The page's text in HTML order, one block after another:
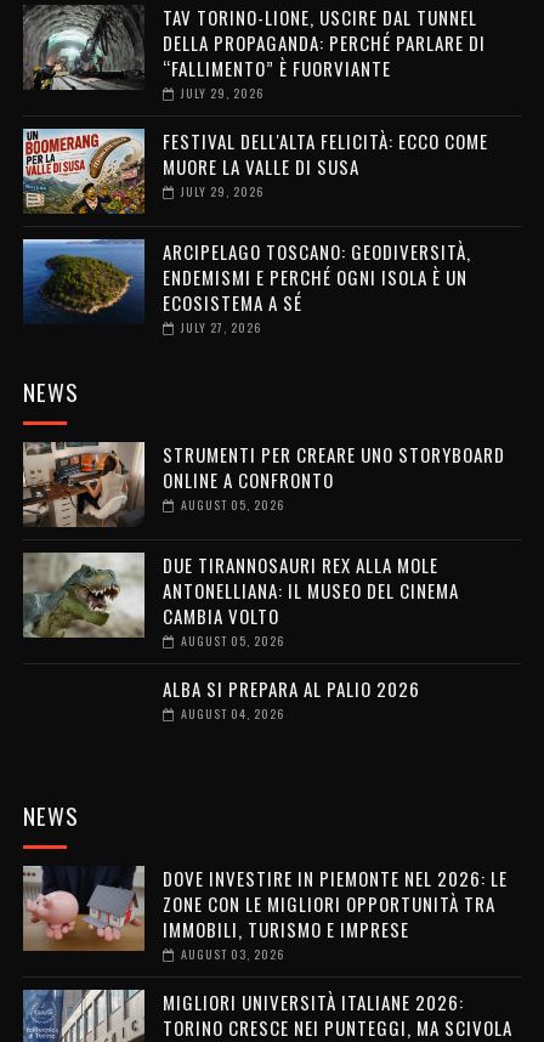
TAV TORINO-LIONE, USCIRE DAL TUNNEL
DELLA PROPAGANDA: PERCHÉ PARLARE DI
“FALLIMENTO” È FUORVIANTE
JULY 29, 2026
FESTIVAL DELL'ALTA FELICITÀ: ECCO COME
MUORE LA VALLE DI SUSA
JULY 29, 2026
ARCIPELAGO TOSCANO: GEODIVERSITÀ,
ENDEMISMI E PERCHÉ OGNI ISOLA È UN
ECOSISTEMA A SÉ
JULY 27, 2026
NEWS
STRUMENTI PER CREARE UNO STORYBOARD
ONLINE A CONFRONTO
AUGUST 05, 2026
DUE TIRANNOSAURI REX ALLA MOLE
ANTONELLIANA: IL MUSEO DEL CINEMA
CAMBIA VOLTO
AUGUST 05, 2026
ALBA SI PREPARA AL PALIO 2026
AUGUST 04, 2026
NEWS
DOVE INVESTIRE IN PIEMONTE NEL 2026: LE
ZONE CON LE MIGLIORI OPPORTUNITÀ TRA
IMMOBILI, TURISMO E IMPRESE
AUGUST 03, 2026
MIGLIORI UNIVERSITÀ ITALIANE 2026:
TORINO CRESCE NEI PUNTEGGI, MA SCIVOLA